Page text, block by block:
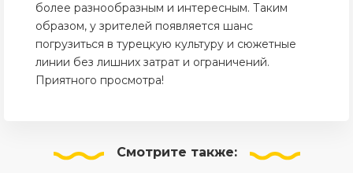
более разнообразным и интересным. Таким
образом, у зрителей появляется шанс
погрузиться в турецкую культуру и сюжетные
линии без лишних затрат и ограничений.
Приятного просмотра!
Смотрите также: